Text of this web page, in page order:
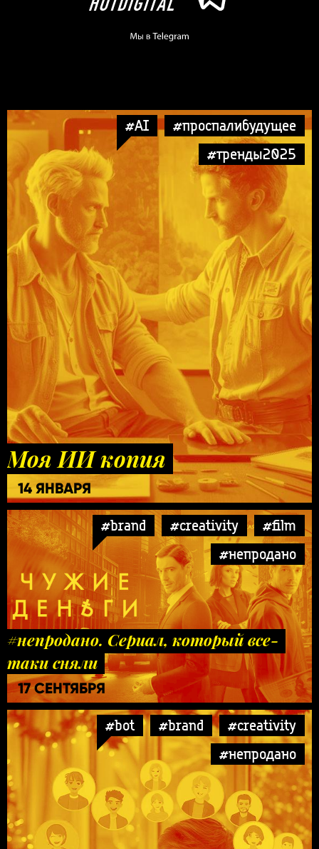
#AI
#проспалибудущее
#тренды2025
Моя ИИ копия
14 ЯНВАРЯ
#brand #creativity
#film
#непродано
#непродано. Сериал, который все-
таки сняли
17 СЕНТЯБРЯ
#bot #brand
#creativity
#непродано